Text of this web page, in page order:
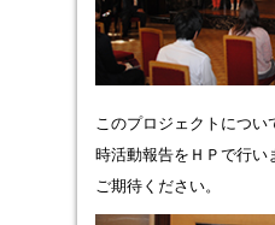
このプロジェクトにつ
時活動報告をＨＰで行い
ご期待ください。